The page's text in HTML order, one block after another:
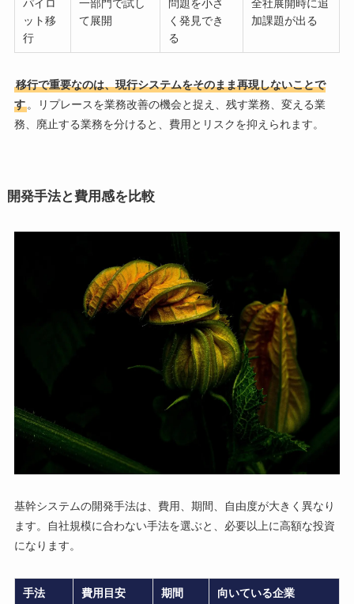
パイロ
ット移
行
一部門で試し
て展開
問題を小さ
く発見でき
る
全社展開時に追
加課題が出る
移行で重要なのは、現行システムをそのまま再現しないことで
す。リプレースを業務改善の機会と捉え、残す業務、変える業
務、廃止する業務を分けると、費用とリスクを抑えられます。
開発手法と費用感を比較
基幹システムの開発手法は、費用、期間、自由度が大きく異なり
ます。自社規模に合わない手法を選ぶと、必要以上に高額な投資
になります。
手法 費用目安 期間 向いている企業